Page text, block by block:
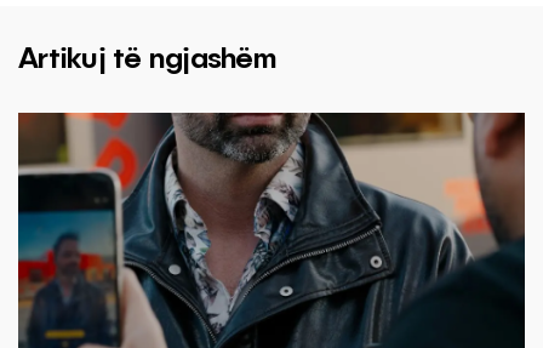
Artikuj të ngjashëm